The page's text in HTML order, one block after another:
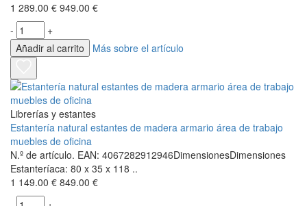
1 289.00 € 949.00 €
-
+
Añadir al carrito
Más sobre el artículo
Librerías y estantes
Estantería natural estantes de madera armario área de trabajo
muebles de oficina
N.º de artículo. EAN: 4067282912946DimensionesDimensiones
Estanteríaca: 80 x 35 x 118 ..
1 149.00 € 849.00 €